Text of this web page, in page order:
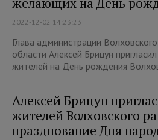
2022-12-02 14:23:23
Глава администрации
области Алексей Брицун
жителей на День рождения
Алексей Брицун
жителей Волховского
празднование Дня